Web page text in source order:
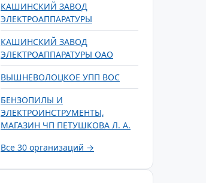
КАШИНСКИЙ ЗАВОД
ЭЛЕКТРОАППАРАТУРЫ
КАШИНСКИЙ ЗАВОД
ЭЛЕКТРОАППАРАТУРЫ ОАО
ВЫШНЕВОЛОЦКОЕ УПП ВОС
БЕНЗОПИЛЫ И
ЭЛЕКТРОИНСТРУМЕНТЫ,
МАГАЗИН ЧП ПЕТУШКОВА Л. А.
Все 30 организаций →